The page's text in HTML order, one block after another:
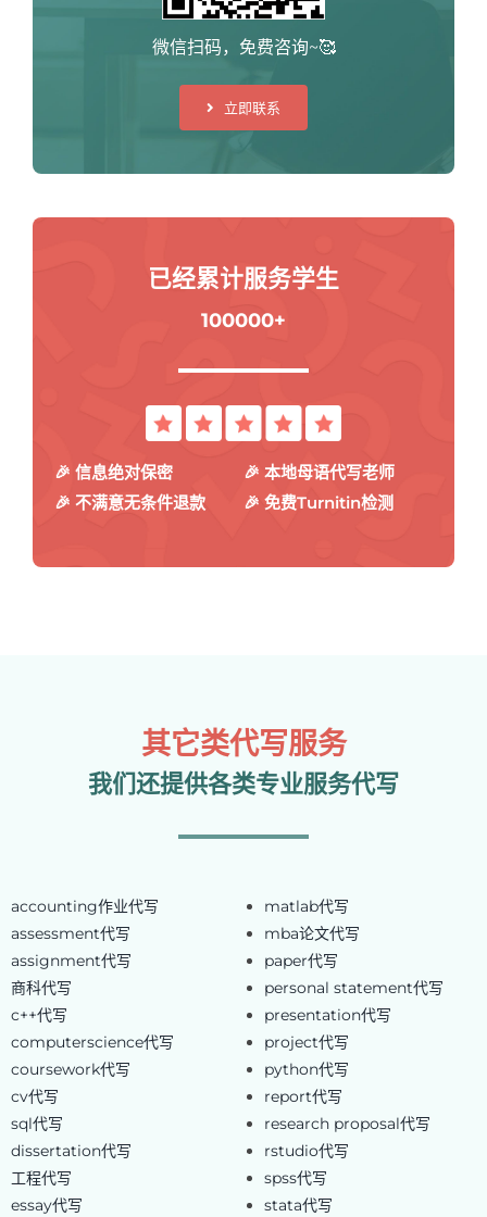
微信扫码，免费咨询~🥰
立即联系
已经累计服务学生
100000+
🎉 信息绝对保密
🎉 本地母语代写老师
🎉 不满意无条件退款
🎉 免费Turnitin检测
其它类代写服务
我们还提供各类专业服务代写
accounting作业代写
assessment代写
assignment代写
商科代写
c++代写
computerscience代写
coursework代写
cv代写
sql代写
dissertation代写
工程代写
essay代写
matlab代写
mba论文代写
paper代写
personal statement代写
presentation代写
project代写
python代写
report代写
research proposal代写
rstudio代写
spss代写
stata代写